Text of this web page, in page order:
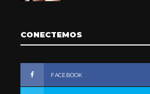
CONECTEMOS
FACEBOOK